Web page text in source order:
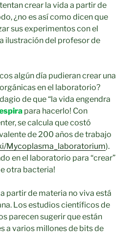
crear la vida a partir de
¿no es así como dicen que
sus experimentos con el
ilustración del profesor de
algún día pudieran crear una
en el laboratorio?
de que “la vida engendra
para hacerlo! Con
se calcula que costó
de 200 años de trabajo
Mycoplasma_laboratorium).
en el laboratorio para “crear”
otra bacteria!
partir de materia no viva está
Los estudios científicos de
parecen sugerir que están
a varios millones de bits de